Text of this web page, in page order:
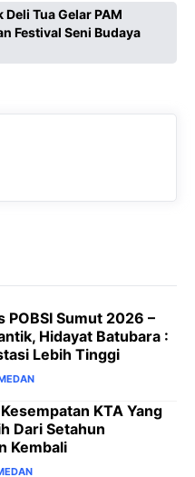
Tua Gelar PAM
Festival Seni Budaya
POBSI Sumut 2026 –
Hidayat Batubara :
Lebih Tinggi
KTA Yang
Dari Setahun
Kembali